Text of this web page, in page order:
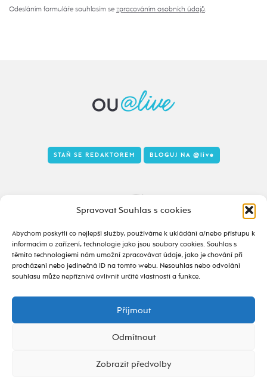
Spravovat Souhlas s cookies
Abychom poskytli co nejlepší služby, používáme k ukládání a/nebo přístupu k
informacím o zařízení, technologie jako jsou soubory cookies. Souhlas s
těmito technologiemi nám umožní zpracovávat údaje, jako je chování při
procházení nebo jedinečná ID na tomto webu. Nesouhlas nebo odvolání
souhlasu může nepříznivě ovlivnit určité vlastnosti a funkce.
Příjmout
Odmítnout
Zobrazit předvolby
Odesláním formuláře souhlasím se zpracováním osobních údajů.
Tady to taky žije
alive.osu.cz- ISSN 2695-0022
design od
STAŇ SE REDAKTOREM BLOGUJ NA @live